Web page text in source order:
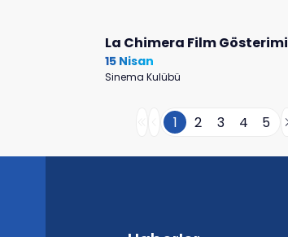
La Chimera Film Gösterimi
15 Nisan
Sinema Kulübü
1 2 3 4 5